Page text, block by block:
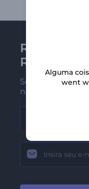
Receba a
Seja um dos
nossas últimas
Alguma
went